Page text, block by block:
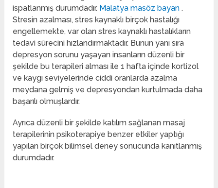
ispatlanmış durumdadır. Malatya masöz bayan.
Stresin azalması, stres kaynaklı birçok hastalığı
engellemekte, var olan stres kaynaklı hastalıkların
tedavi sürecini hızlandırmaktadır. Bunun yanı sıra
depresyon sorunu yaşayan insanların düzenli bir
şekilde bu terapileri alması ile 1 hafta içinde kortizol
ve kaygı seviyelerinde ciddi oranlarda azalma
meydana gelmiş ve depresyondan kurtulmada daha
başarılı olmuşlardır.
Ayrıca düzenli bir şekilde katılım sağlanan masaj
terapilerinin psikoterapiye benzer etkiler yaptığı
yapılan birçok bilimsel deney sonucunda kanıtlanmış
durumdadır.